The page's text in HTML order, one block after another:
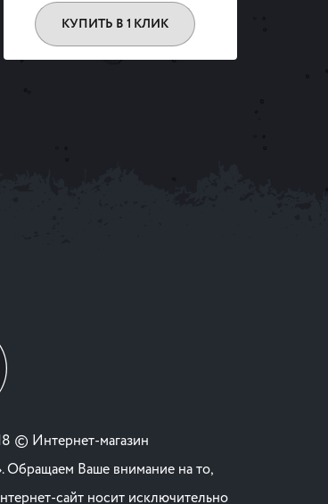
КУПИТЬ В 1 КЛИК
© Интернет-магазин
Обращаем Ваше внимание на то,
сайт носит исключительно